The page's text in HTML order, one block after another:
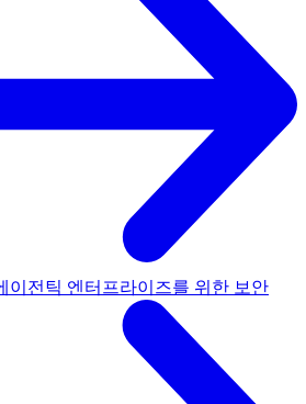
이전틱 엔터프라이즈를 위한 보안